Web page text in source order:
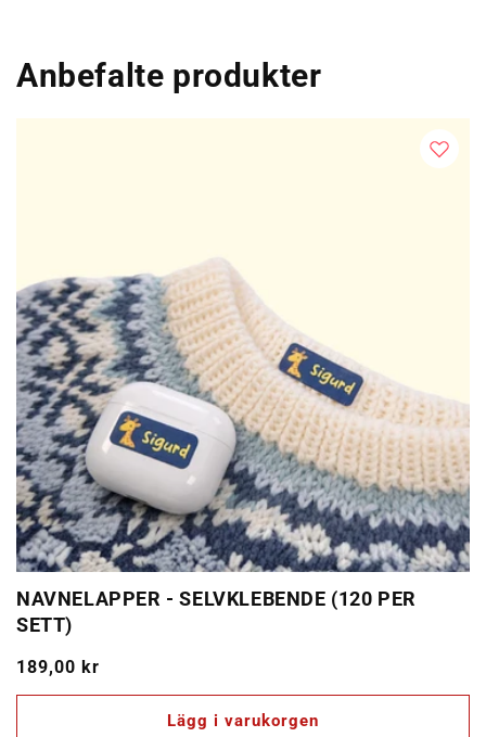
Anbefalte produkter
NAVNELAPPER - SELVKLEBENDE (120 PER
SETT)
Ordinarie
pris
189,00 kr
Lägg i varukorgen